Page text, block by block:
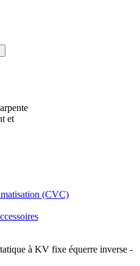
et
(CVC)
à KV fixe équerre inverse -